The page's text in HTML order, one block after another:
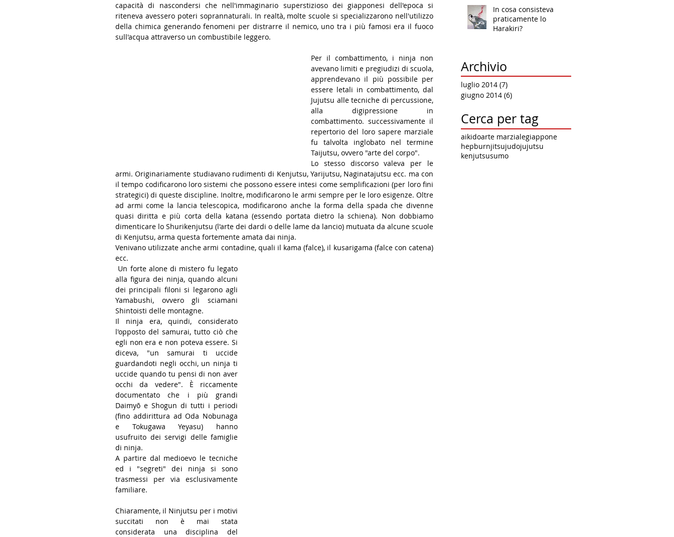
capacità di nascondersi che nell'immaginario superstizioso dei giapponesi dell'epoca si
riteneva avessero poteri soprannaturali. In realtà, molte scuole si specializzarono nell'utilizzo
della chimica generando fenomeni per distrarre il nemico, uno tra i più famosi era il fuoco
sull'acqua attraverso un combustibile leggero.
Per il combattimento, i ninja non
avevano limiti e pregiudizi di scuola,
apprendevano il più possibile per
essere letali in combattimento, dal
Jujutsu alle tecniche di percussione,
alla digipressione in
combattimento. successivamente il
repertorio del loro sapere marziale
fu talvolta inglobato nel termine
Taijutsu, ovvero "arte del corpo".
Lo stesso discorso valeva per le
armi. Originariamente studiavano rudimenti di Kenjutsu, Yarijutsu, Naginatajutsu ecc. ma con
il tempo codificarono loro sistemi che possono essere intesi come semplificazioni (per loro fini
strategici) di queste discipline. Inoltre, modificarono le armi sempre per le loro esigenze. Oltre
ad armi come la lancia telescopica, modificarono anche la forma della spada che divenne
quasi diritta e più corta della katana (essendo portata dietro la schiena). Non dobbiamo
dimenticare lo Shurikenjutsu (l'arte dei dardi o delle lame da lancio) mutuata da alcune scuole
di Kenjutsu, arma questa fortemente amata dai ninja.
Venivano utilizzate anche armi contadine, quali il kama (falce), il kusarigama (falce con catena)
ecc.
alla figura dei ninja, quando alcuni
dei principali filoni si legarono agli
Yamabushi, ovvero gli sciamani
Shintoisti delle montagne.
Il ninja era, quindi, considerato
l'opposto del samurai, tutto ciò che
egli non era e non poteva essere. Si
diceva, "un samurai ti uccide
guardandoti negli occhi, un ninja ti
uccide quando tu pensi di non aver
occhi da vedere". È riccamente
documentato che i più grandi
Daimyō e Shogun di tutti i periodi
(fino addirittura ad Oda Nobunaga
e Tokugawa Yeyasu) hanno
usufruito dei servigi delle famiglie
di ninja.
A partire dal medioevo le tecniche
ed i "segreti" dei ninja si sono
trasmessi per via esclusivamente
familiare.
Chiaramente, il Ninjutsu per i motivi
succitati non è mai stata
considerata una disciplina del
In cosa consisteva
praticamente lo
Harakiri?
Archivio
luglio 2014 (7)
giugno 2014 (6)
Cerca per tag
aikidoarte marzialegiappone
hepburnjitsujudojujutsu
kenjutsusumo